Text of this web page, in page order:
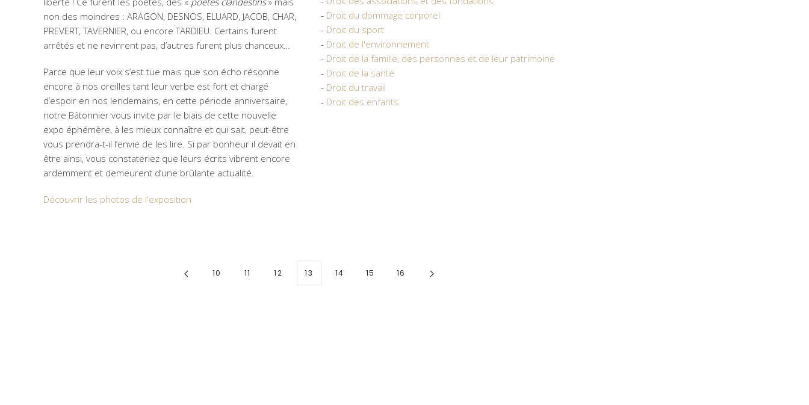
non des moindres : ARAGON, DESNOS, ELUARD, JACOB, CHAR,
PREVERT, TAVERNIER, ou encore TARDIEU. Certains furent
arrêtés et ne revinrent pas, d’autres furent plus chanceux…
Parce que leur voix s’est tue mais que son écho résonne
encore à nos oreilles tant leur verbe est fort et chargé
d’espoir en nos lendemains, en cette période anniversaire,
notre Bâtonnier vous invite par le biais de cette nouvelle
expo éphémère, à les mieux connaître et qui sait, peut-être
vous prendra-t-il l’envie de les lire. Si par bonheur il devait en
être ainsi, vous constateriez que leurs écrits vibrent encore
ardemment et demeurent d’une brûlante actualité.
Découvrir les photos de l'exposition
- Droit du dommage corporel
- Droit du sport
- Droit de l'environnement
- Droit de la famille, des personnes et de leur patrimoine
- Droit de la santé
- Droit du travail
- Droit des enfants
10 11 12 13 14 15 16